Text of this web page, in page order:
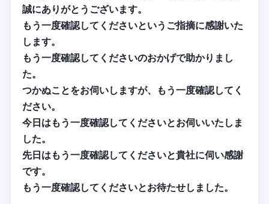
誠にありがとうございます。
もう一度確認してくださいというご指摘に感謝いた
します。
もう一度確認してくださいのおかげで助かりまし
た。
つかぬことをお伺いしますが、もう一度確認してく
ださい。
今日はもう一度確認してくださいとお伺いいたしま
した。
先日はもう一度確認してくださいと貴社に伺い感謝
です。
もう一度確認してくださいとお待たせしました。